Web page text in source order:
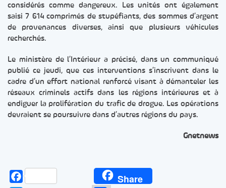
considérés comme dangereux. Les unités ont également
saisi 7 614 comprimés de stupéfiants, des sommes d’argent
de provenances diverses, ainsi que plusieurs véhicules
recherchés.
Le ministère de l’Intérieur a précisé, dans un communiqué
publié ce jeudi, que ces interventions s’inscrivent dans le
cadre d’un effort national renforcé visant à démanteler les
réseaux criminels actifs dans les régions intérieures et à
endiguer la prolifération du trafic de drogue. Les opérations
devraient se poursuivre dans d’autres régions du pays.
Gnetnews
Facebook Share